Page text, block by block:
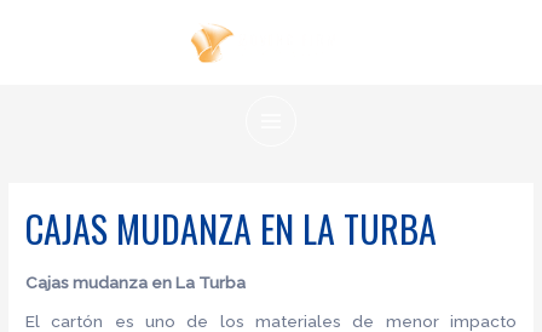
CAJAS MUDANZA EN LA TURBA
Cajas mudanza en La Turba
El cartón es uno de los materiales de menor impacto